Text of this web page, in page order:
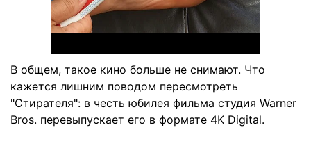
В общем, такое кино больше не снимают. Что
кажется лишним поводом пересмотреть
"Стирателя": в честь юбилея фильма студия Warner
Bros. перевыпускает его в формате 4K Digital.